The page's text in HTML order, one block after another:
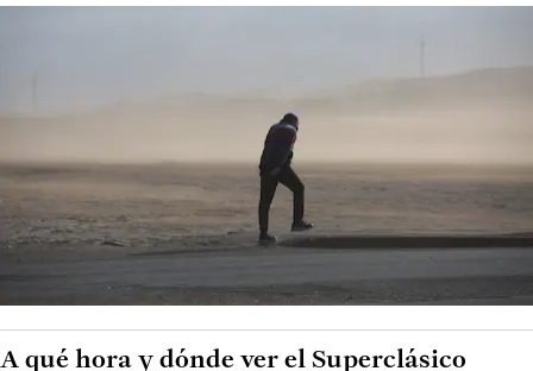
A qué hora y dónde ver el Superclásico